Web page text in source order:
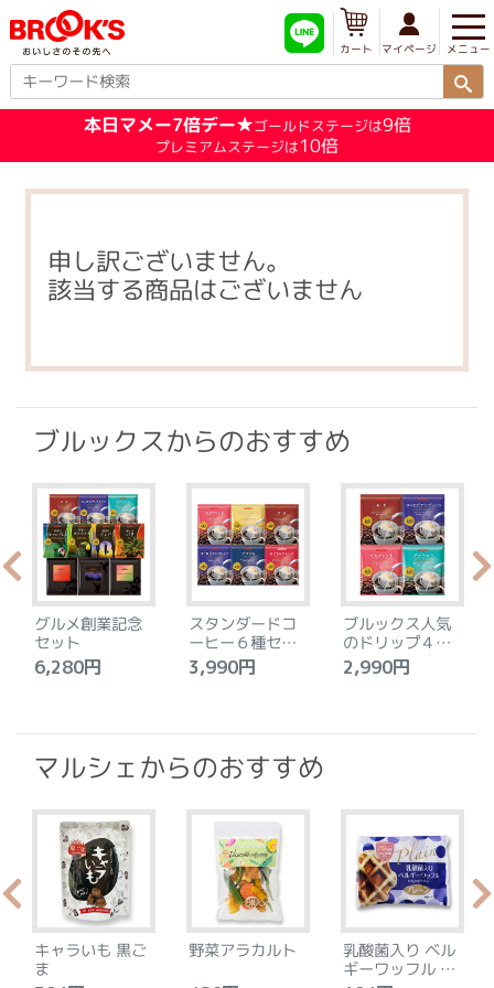
メニュー
マイページ
カート
本日マメー7倍デー★ゴールドステージは9倍
プレミアムステージは10倍
申し訳ございません。
該当する商品はございません
ブルックスからのおすすめ
グルメ創業記念
セット
6,280円
スタンダードコ
ーヒー６種セッ
ト
3,990円
ブルックス人気
のドリップ４種
セット
2,990円
マルシェからのおすすめ
キャラいも 黒ご
ま
野菜アラカルト
乳酸菌入り ベル
ギーワッフル プ